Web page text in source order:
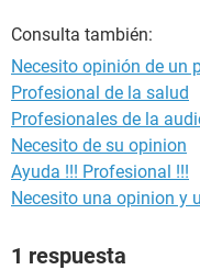
Consulta también:
Necesito opinión de un
Profesional de la salud
Profesionales de la
Necesito de su opinion
Ayuda !!! Profesional !!!
Necesito una opinion y
1 respuesta